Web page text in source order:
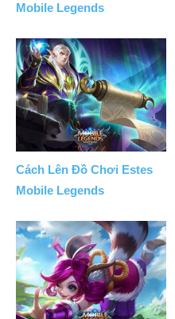
Mobile Legends
Cách Lên Đồ Chơi Estes
Mobile Legends